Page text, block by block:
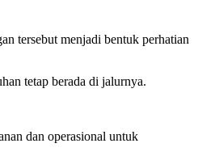
tersebut menjadi bentuk perhatian
tetap berada di jalurnya.
dan operasional untuk